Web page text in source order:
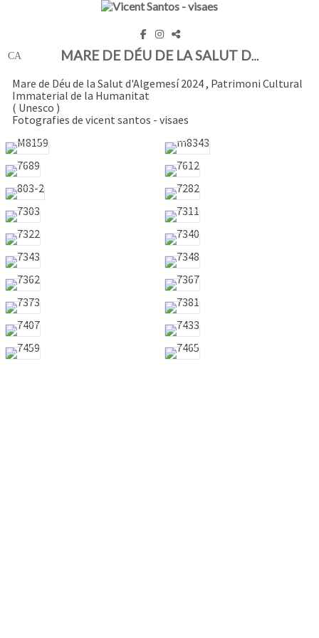
MARE DE DÉU DE LA SALUT D'ALGEMESÍ 2024
Mare de Déu de la Salut d'Algemesí 2024 , Patrimoni Cultural
Immaterial de la Humanitat
( Unesco )
Fotografies de vicent santos - visaes